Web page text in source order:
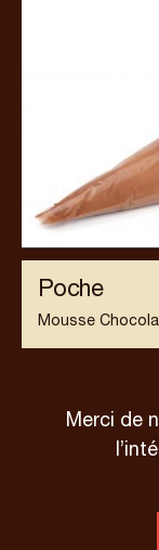
Poche
Mousse
Merci de